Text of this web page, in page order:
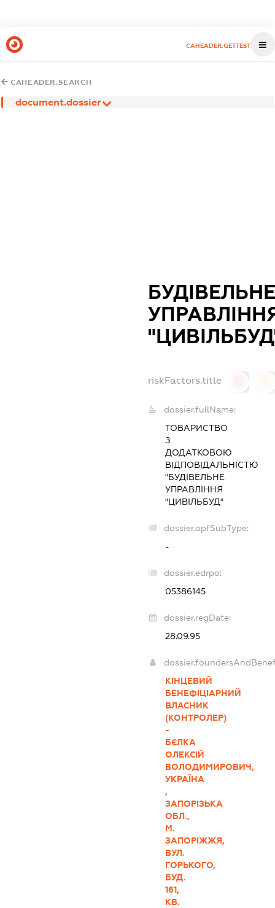
CAHEADER.GETTEST
CAHEADER.SEARCH
document.dossier
БУДІВЕЛЬНЕ
riskFactors.title
dossier.fullName:
ТОВАРИСТВО
З
ДОДАТКОВОЮ
ВІДПОВІДАЛЬНІСТЮ
"БУДІВЕЛЬНЕ
УПРАВЛІННЯ
"ЦИВІЛЬБУД"
dossier.opfSubType:
-
dossier.edrpo:
05386145
dossier.regDate:
28.09.95
КІНЦЕВИЙ
БЕНЕФІЦІАРНИЙ
ВЛАСНИК
(КОНТРОЛЕР)
-
БЄЛКА
ОЛЕКСІЙ
ВОЛОДИМИРОВИЧ,
УКРАЇНА
,
ЗАПОРІЗЬКА
ОБЛ.,
М.
ЗАПОРІЖЖЯ,
ВУЛ.
ГОРЬКОГО,
БУД.
161,
КВ.